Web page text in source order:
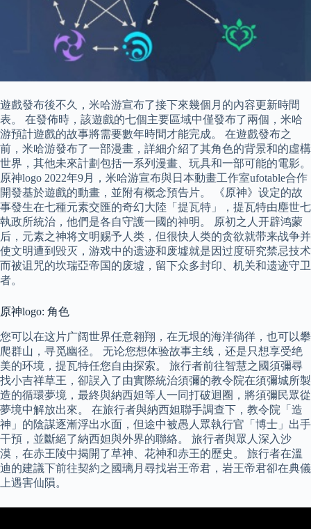
遊戲發布後不久，米哈游宣布了接下來幾個月的內容更新時間
表。 在發佈時，該遊戲的七個主要區域中僅發布了兩個，米哈
游預計遊戲的故事將需要數年時間才能完成。 在遊戲發布之
前，米哈游發布了一部漫畫，詳細介紹了其角色的背景和的虛構
世界，其他未來計劃包括一系列漫畫、玩具和一部可能的電影。
原神logo 2022年9月，米哈游宣布與日本動畫工作室ufotable合作
開發基於遊戲的動畫，並附有概念預告片。 《原神》设定的故
事發生在七種元素交匯的奇幻大陸「提瓦特」，提瓦特由塵世七
執政所統治，他們是各自守護一國的神明。 原初之人开辟鸿蒙
后，元素之神将文明赐予人类，但很快人类的贪欲就带来战争并
使文明遭到毁灭，游戏中的遗迹和废墟就是因过度研究禁忌技术
而被诅咒的坎瑞亞帝国的废墟，留下众多封印、机关和遗迹守卫
者。
原神logo: 角色
您可以在这片广阔世界任意翱翔，在无垠的海洋徜徉，也可以攀
爬群山，寻觅幽径。 无论您想体验故事主线，还是只想享受绝
美的环境，提瓦特任您自由探索。 旅行者前往智慧之國須彌尋
找小吉祥草王，卻誤入了由實際統治須彌的教令院在須彌城所製
造的循環夢境，最終與納西妲等人一同打破迴圈，將須彌民眾從
夢境中解放出來。 在旅行者與納西妲聯手調查下，教令院「造
神」的陰謀逐漸浮出水面，但途中被愚人眾執行官「博士」出手
干預，並斷絕了納西妲與外界的聯絡。 旅行者與眾人深入沙
漠，在赤王陵中揭開了草神、花神和赤王的歷史。 旅行者在溫
迪的建議下前往契約之國璃月尋找岩王帝君，岩王帝君卻在典儀
上遇害仙隕。